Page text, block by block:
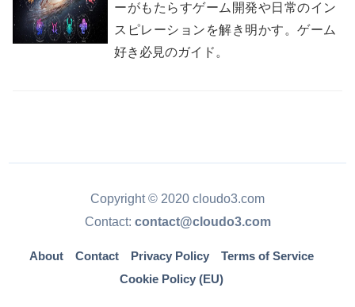
ーがもたらすゲーム開発や日常のイン
スピレーションを解き明かす。ゲーム
好き必見のガイド。
Copyright © 2020 cloudo3.com
Contact: contact@cloudo3.com
About Contact Privacy Policy
Terms of Service
Cookie Policy (EU)